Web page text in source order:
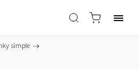
simple /